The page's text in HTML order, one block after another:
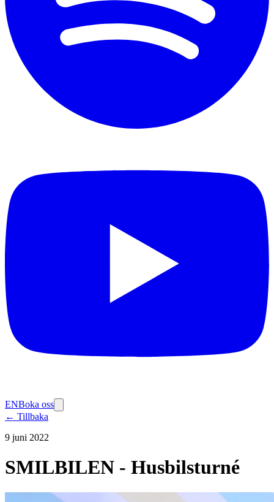
ENBoka oss
← Tillbaka
9 juni 2022
SMILBILEN - Husbilsturné